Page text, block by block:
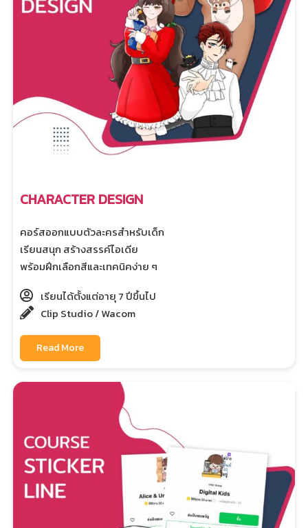
CHARACTER DESIGN
คอร์สออกแบบตัวละครสำหรับเด็ก
เรียนสนุก สร้างสรรค์ไอเดีย
พร้อมฝึกเลือกสีและเทคนิคง่าย ๆ
เรียนได้ตั้งแต่อายุ 7 ปีขึ้นไป
Clip Studio / Wacom
Read More